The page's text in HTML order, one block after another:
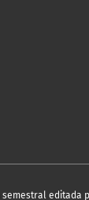
semestral